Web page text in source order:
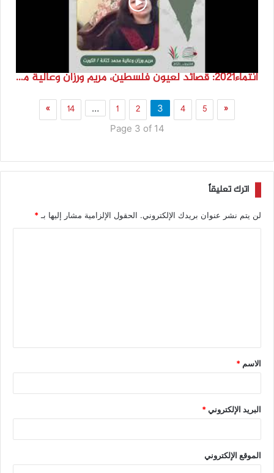
انتماء2021: قصائد لعيون فلسطين، مريم ورزان وعالية محمد كتانة، الكويت
«
1 2 3 4 5
…
14
»
Page 3 of 14
اترك تعليقاً
لن يتم نشر عنوان بريدك الإلكتروني. الحقول الإلزامية مشار إليها بـ *
الاسم *
البريد الإلكتروني*
الموقع الإلكتروني